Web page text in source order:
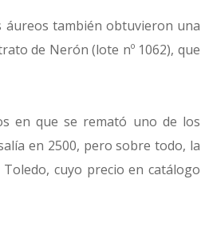
áureos también obtuvieron una
de Nerón (lote nº 1062), que
en que se remató uno de los
en 2500, pero sobre todo, la
cuyo precio en catálogo